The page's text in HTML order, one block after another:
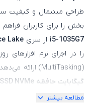
طراحی مینیمال و کیفیت
بخش را برای کاربران
i5-1035G7 از سری Lake
را در اجرای نرم‌ افزارهای
(MultiTasking) ارائه می‌دهد. وجود
گیگابایت حافظه SSD NVMe
ویندوز و اجرای نرم‌افزارها
مطالعه بیشتر